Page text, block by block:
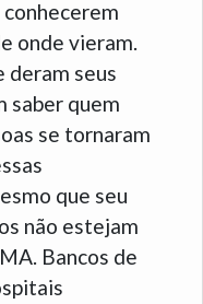
onde vieram.
deram seus
saber quem
se tornaram
que seu
não estejam
Bancos de